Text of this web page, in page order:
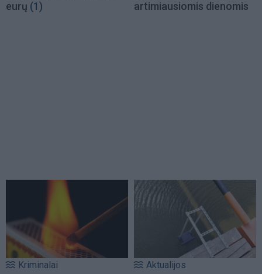
eurų (1)
artimiausiomis dienomis
Kriminalai Aktualijos